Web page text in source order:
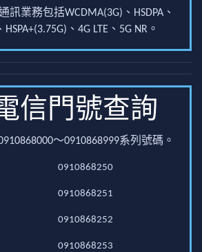
訊業務包括WCDMA(3G)、HSDPA、
HSPA+(3.75G)、4G LTE、5G NR。
信門號查詢
～0910868999系列號碼。
0910868250
0910868251
0910868252
0910868253